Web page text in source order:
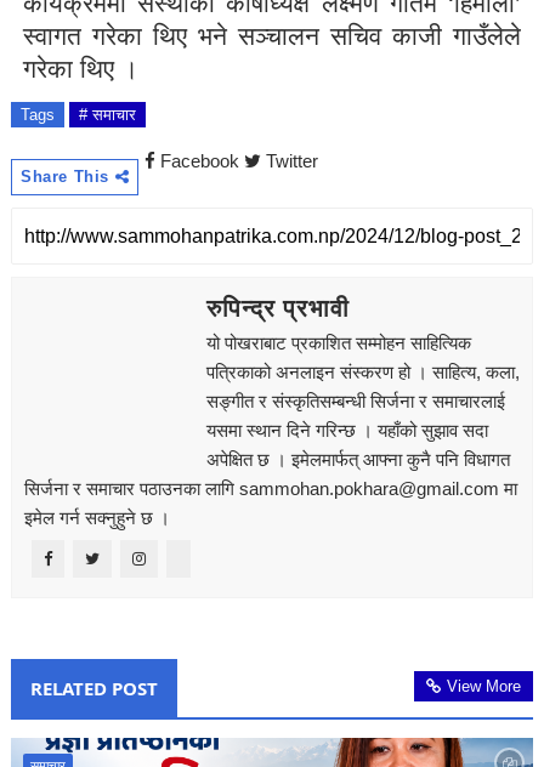
स्वागत गरेका थिए भने सञ्चालन सचिव काजी गाउँलेले
गरेका थिए ।
Tags # समाचार
Share This
Facebook Twitter
रुपिन्द्र प्रभावी
यो पोखराबाट प्रकाशित सम्मोहन साहित्यिक
पत्रिकाको अनलाइन संस्करण हो । साहित्य, कला,
सङ्‍गीत र संस्कृतिसम्बन्धी सिर्जना र समाचारलाई
यसमा स्थान दिने गरिन्छ । यहाँको सुझाव सदा
अपेक्षित छ । इमेलमार्फत् आफ्ना कुनै पनि विधागत
सिर्जना र समाचार पठाउनका लागि sammohan.pokhara@gmail.com मा
इमेल गर्न सक्नुहुने छ ।
RELATED POST View More